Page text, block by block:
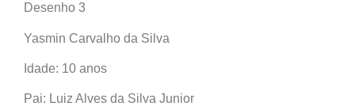
Desenho 3
Yasmin Carvalho da Silva
Idade: 10 anos
Pai: Luiz Alves da Silva Junior